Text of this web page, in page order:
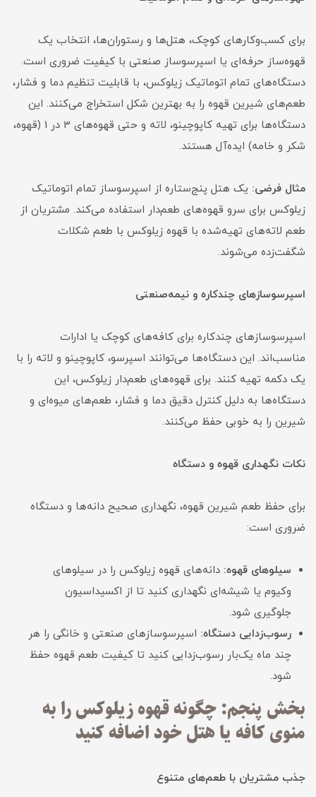
برای کسب‌وکارهای کوچک، هتل‌ها و رستوران‌ها، انتخاب یک
قهوه‌ساز حرفه‌ای یا اسپرسوساز صنعتی با کیفیت ضروری است.
دستگاه‌های تمام اتوماتیک زیلوکس، با قابلیت تنظیم دما و فشار،
طعم‌های شیرین قهوه را به بهترین شکل استخراج می‌کنند. این
دستگاه‌ها برای تهیه کاپوچینو، لاته و حتی قهوه‌های 3 در 1 (قهوه،
شکر و خامه) ایده‌آل هستند.
مثال فرضی: یک هتل پنج‌ستاره از اسپرسوساز تمام اتوماتیک
زیلوکس برای سرو قهوه‌های طعم‌دار استفاده می‌کند. مشتریان از
طعم لاته‌های تهیه‌شده با قهوه زیلوکس با طعم شکلات
شگفت‌زده می‌شوند.
اسپرسوسازهای چندکاره و نیمه‌صنعتی
اسپرسوسازهای چندکاره برای کافه‌های کوچک یا ادارات
مناسب‌اند. این دستگاه‌ها می‌توانند اسپرسو، کاپوچینو و لاته را با
یک دکمه تهیه کنند. برای قهوه‌های طعم‌دار زیلوکس، این
دستگاه‌ها به دلیل کنترل دقیق دما و فشار، طعم‌های میوه‌ای و
شیرین را به خوبی حفظ می‌کنند.
نکات نگهداری قهوه و دستگاه
برای حفظ طعم شیرین قهوه، نگهداری صحیح دانه‌ها و دستگاه
ضروری است:
سیلوهای قهوه: دانه‌های قهوه زیلوکس را در سیلوهای
وکیوم یا شیشه‌ای نگهداری کنید تا از اکسیداسیون
جلوگیری شود.
رسوب‌زدایی دستگاه: اسپرسوسازهای صنعتی و خانگی را هر
چند ماه یک‌بار رسوب‌زدایی کنید تا کیفیت طعم قهوه حفظ
شود.
بخش پنجم: چگونه قهوه زیلوکس را به
منوی کافه یا هتل خود اضافه کنید
جذب مشتریان با طعم‌های متنوع